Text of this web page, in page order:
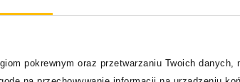
pokrewnym oraz przetwarzaniu Twoich